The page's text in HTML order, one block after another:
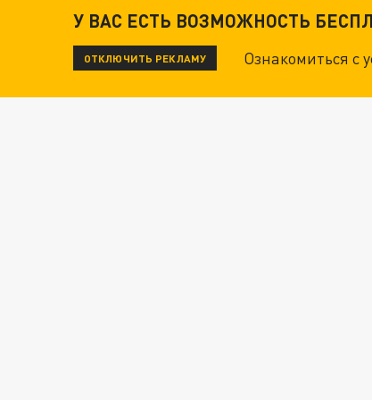
У ВАС ЕСТЬ ВОЗМОЖНОСТЬ
ОТКЛЮЧИТЬ РЕКЛАМУ Ознакомиться с